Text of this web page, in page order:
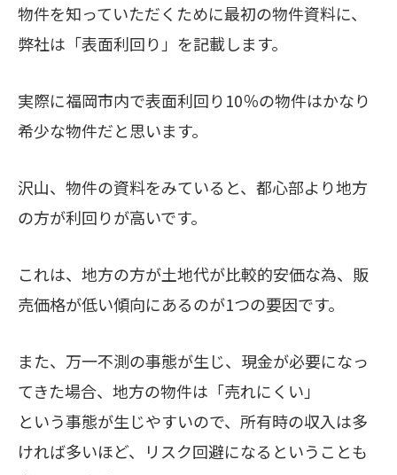
物件を知っていただくために最初の物件資料に、
弊社は「表面利回り」を記載します。
実際に福岡市内で表面利回り10％の物件はかなり
希少な物件だと思います。
沢山、物件の資料をみていると、都心部より地方
の方が利回りが高いです。
これは、地方の方が土地代が比較的安価な為、販
売価格が低い傾向にあるのが1つの要因です。
また、万一不測の事態が生じ、現金が必要になっ
てきた場合、地方の物件は「売れにくい」
という事態が生じやすいので、所有時の収入は多
ければ多いほど、リスク回避になるということも